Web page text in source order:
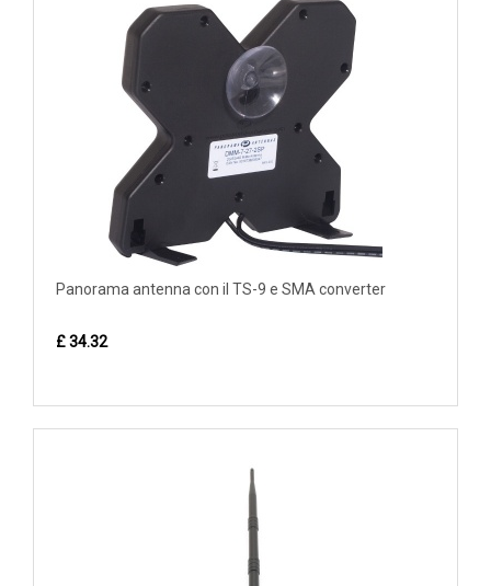
Panorama antenna con il TS-9 e SMA converter
£ 34.32